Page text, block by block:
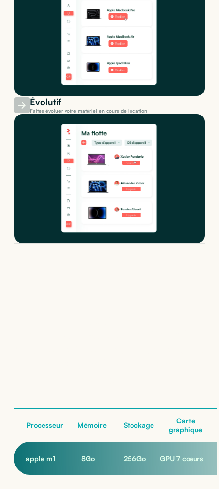
Évolutif
Faites évoluer votre matériel en cours de location
Processeur Mémoire Stockage
Carte
graphique
apple m1 8Go 256Go GPU 7 cœurs